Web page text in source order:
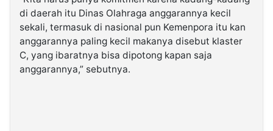
di daerah itu Dinas Olahraga anggarannya kecil
sekali, termasuk di nasional pun Kemenpora itu kan
anggarannya paling kecil makanya disebut klaster
C, yang ibaratnya bisa dipotong kapan saja
anggarannya,” sebutnya.